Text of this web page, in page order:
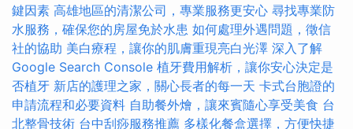
鍵因素 高雄地區的清潔公司，專業服務更安心 尋找專業防
水服務，確保您的房屋免於水患 如何處理外遇問題，徵信
社的協助 美白療程，讓你的肌膚重現亮白光澤 深入了解
Google Search Console 植牙費用解析，讓你安心決定是
否植牙 新店的護理之家，關心長者的每一天 卡式台胞證的
申請流程和必要資料 自助餐外燴，讓來賓隨心享受美食 台
北整骨技術 台中刮痧服務推薦 多樣化餐盒選擇，方便快捷